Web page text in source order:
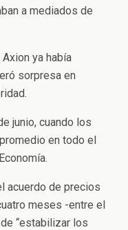
a mediados de
ya había
sorpresa en
junio, cuando los
en todo el
acuerdo de precios
meses -entre el
“estabilizar los